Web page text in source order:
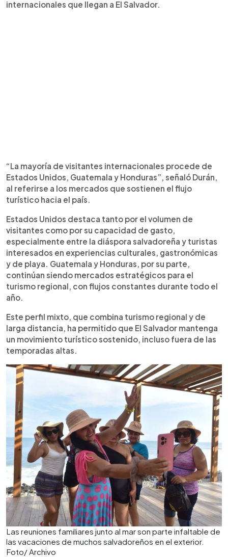
internacionales que llegan a El Salvador.
“La mayoría de visitantes internacionales procede de
Estados Unidos, Guatemala y Honduras”, señaló Durán,
al referirse a los mercados que sostienen el flujo
turístico hacia el país.
Estados Unidos destaca tanto por el volumen de
visitantes como por su capacidad de gasto,
especialmente entre la diáspora salvadoreña y turistas
interesados en experiencias culturales, gastronómicas
y de playa. Guatemala y Honduras, por su parte,
continúan siendo mercados estratégicos para el
turismo regional, con flujos constantes durante todo el
año.
Este perfil mixto, que combina turismo regional y de
larga distancia, ha permitido que El Salvador mantenga
un movimiento turístico sostenido, incluso fuera de las
temporadas altas.
Las reuniones familiares junto al mar son parte infaltable de
las vacaciones de muchos salvadoreños en el exterior.
Foto/ Archivo